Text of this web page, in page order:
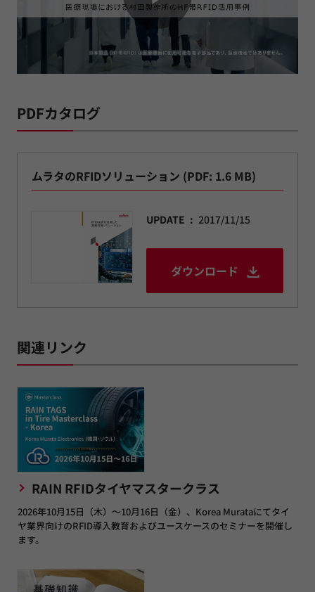
Play
PDFカタログ
ムラタのRFIDソリューション (PDF: 1.6 MB)
UPDATE 2017/11/15
ダウンロード
関連リンク
RAIN RFIDタイヤマスタークラス
2026年10月15日（木）～10月16日（金）、Korea Murataにてタイ
ヤ業界向けのRFID導入教育およびユースケースのセミナーを開催し
ます。